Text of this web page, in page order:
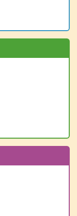
受験案内を掲載しまし
受験案内は8月1日
＞ 申込締切を６月
名川会場）・養成講座
験合格者発表
訳Ⅱ）の案内を掲載